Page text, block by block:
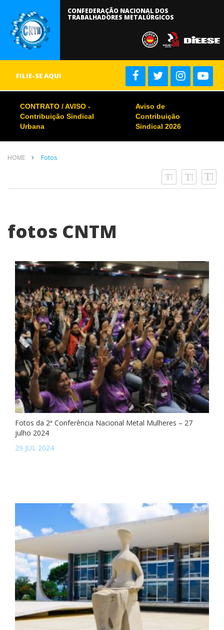
CONFEDERAÇÃO NACIONAL DOS
TRABALHADORES METALÚRGICOS
FILIE-SE AQUI
CONTRATO / AVISO -
Contribuição Sindical
Urbana
Aviso de
Contribuição
Sindical 2026
HOME Fotos
fotos CNTM
Fotos da 2ª Conferência Nacional Metal Mulheres – 27
julho 2024
29 JUL 2024